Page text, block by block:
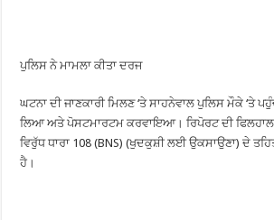
ਪੁਲਿਸ ਨੇ ਮਾਮਲਾ ਕੀਤਾ ਦਰਜ
ਘਟਨਾ ਦੀ ਜਾਣਕਾਰੀ ਮਿਲਣ ‘ਤੇ ਸਾਹਨੇਵਾਲ ਪੁਲਿਸ ਮੌਕੇ ‘ਤੇ
ਲਿਆ ਅਤੇ ਪੋਸਟਮਾਰਟਮ ਕਰਵਾਇਆ। ਰਿਪੋਰਟ ਦੀ ਫਿਲਹਾਲ
ਵਿਰੁੱਧ ਧਾਰਾ 108 (BNS) (ਖੁਦਕੁਸ਼ੀ ਲਈ ਉਕਸਾਉਣਾ) ਦੇ
ਹੈ।